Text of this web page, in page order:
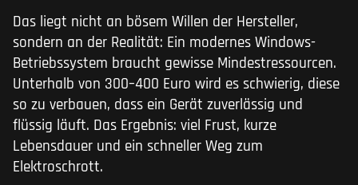
Das liegt nicht an bösem Willen der Hersteller,
sondern an der Realität: Ein modernes Windows-
Betriebssystem braucht gewisse Mindestressourcen.
Unterhalb von 300–400 Euro wird es schwierig, diese
so zu verbauen, dass ein Gerät zuverlässig und
flüssig läuft. Das Ergebnis: viel Frust, kurze
Lebensdauer und ein schneller Weg zum
Elektroschrott.